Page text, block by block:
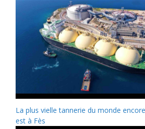
La plus vielle tannerie du monde
est à Fès